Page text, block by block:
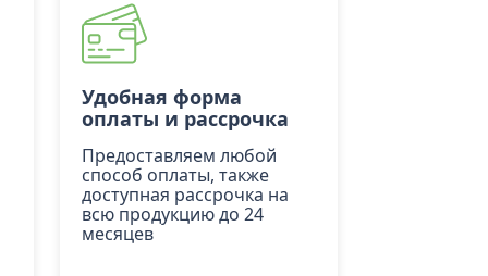
Удобная форма
оплаты и рассрочка
Предоставляем любой
способ оплаты, также
доступная рассрочка на
всю продукцию до 24
месяцев